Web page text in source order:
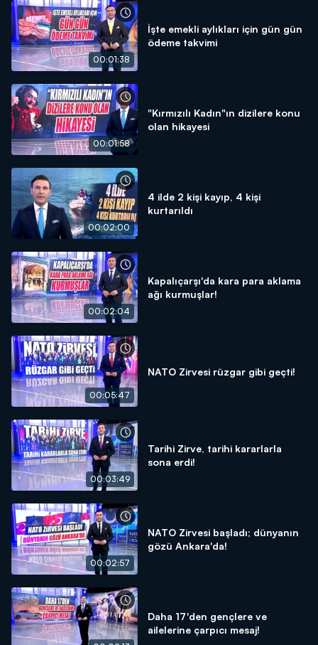
00:01:38
İşte emekli aylıkları için gün gün
ödeme takvimi
00:01:58
"Kırmızılı Kadın"ın dizilere konu
olan hikayesi
00:02:00
4 ilde 2 kişi kayıp, 4 kişi
kurtarıldı
00:02:04
Kapalıçarşı'da kara para aklama
ağı kurmuşlar!
00:05:47
NATO Zirvesi rüzgar gibi geçti!
00:03:49
Tarihi Zirve, tarihi kararlarla
sona erdi!
00:02:57
NATO Zirvesi başladı; dünyanın
gözü Ankara'da!
Daha 17'den gençlere ve
ailelerine çarpıcı mesaj!